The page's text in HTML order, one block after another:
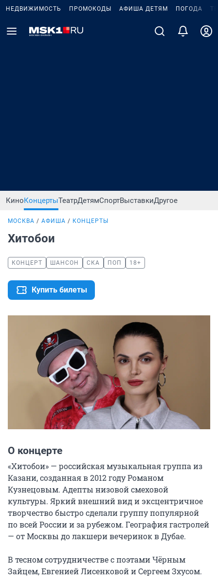
НЕДВИЖИМОСТЬ ПРОМОКОДЫ АФИША ДЕТЯМ ПОГОДА
КиноКонцертыТеатрДетямСпортВыставкиДругое
МОСКВА АФИША КОНЦЕРТЫ
Хитобои
КОНЦЕРТ ШАНСОН СКА ПОП 18+
Купить билеты
О концерте
«Хитобои» — российская музыкальная группа из
Казани, созданная в 2012 году Романом
Кузнецовым. Адепты низовой смеховой
культуры. Яркий внешний вид и эксцентричное
творчество быстро сделали группу популярной
по всей Росcии и за рубежом. География гастролей
— от Москвы до лакшери вечеринок в Дубае.
В тесном сотрудничестве с поэтами Чёрным
Зайцем, Евгенией Лисенковой и Сергеем Зхусом.